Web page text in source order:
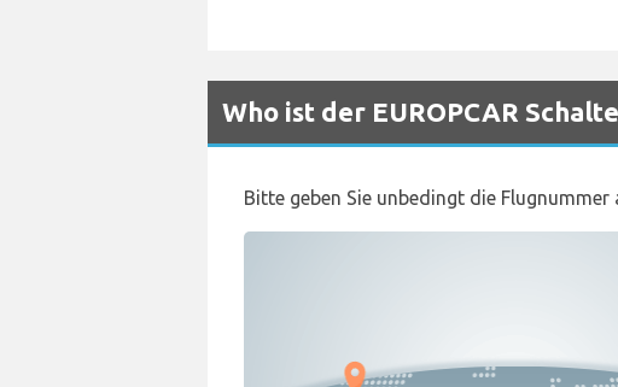
Who ist der EUROPCAR
Bitte geben Sie unbedingt die